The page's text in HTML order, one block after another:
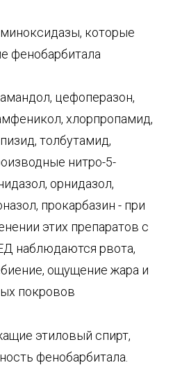
которые
фенобарбитала
цефоперазон,
хлорпропамид,
толбутамид,
нитро-5-
орнидазол,
прокарбазин - при
этих препаратов с
наблюдаются рвота,
ощущение жара и
покровов
этиловый спирт,
фенобарбитала.